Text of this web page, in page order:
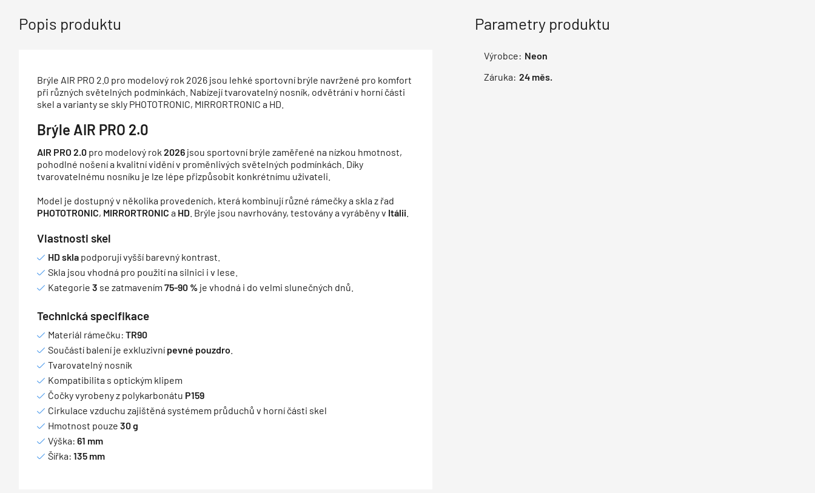
Popis produktu
Brýle AIR PRO 2.0 pro modelový rok 2026 jsou lehké sportovní brýle navržené pro komfort
při různých světelných podmínkách. Nabízejí tvarovatelný nosník, odvětrání v horní části
skel a varianty se skly PHOTOTRONIC, MIRRORTRONIC a HD.
Brýle AIR PRO 2.0
AIR PRO 2.0 pro modelový rok 2026 jsou sportovní brýle zaměřené na nízkou hmotnost,
pohodlné nošení a kvalitní vidění v proměnlivých světelných podmínkách. Díky
tvarovatelnému nosníku je lze lépe přizpůsobit konkrétnímu uživateli.
Model je dostupný v několika provedeních, která kombinují různé rámečky a skla z řad
PHOTOTRONIC, MIRRORTRONIC a HD . Brýle jsou navrhovány, testovány a vyráběny v Itálii
Vlastnosti skel
HD skla podporují vyšší barevný kontrast.
Skla jsou vhodná pro použití na silnici i v lese.
Kategorie 3 se zatmavením 75-90 % je vhodná i do velmi slunečných dnů.
Technická specifikace
Materiál rámečku: TR90
Součástí balení je exkluzivní pevné pouzdro
Tvarovatelný nosník
Kompatibilita s optickým klipem
Čočky vyrobeny z polykarbonátu P159
Cirkulace vzduchu zajištěná systémem průduchů v horní části skel
Hmotnost pouze 30 g
Výška: 61 mm
Šířka: 135 mm
Parametry produktu
Výrobce: Neon
Záruka: 24 měs.